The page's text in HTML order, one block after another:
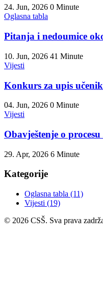
24. Jun, 2026 0 Minute
Oglasna tabla
Pitanja i nedoumice
10. Jun, 2026 41 Minute
Vijesti
Konkurs za upis
04. Jun, 2026 0 Minute
Vijesti
Obavještenje o
29. Apr, 2026 6 Minute
Kategorije
Oglasna tabla (11)
Vijesti (19)
© 2026 CSŠ. Sva prava